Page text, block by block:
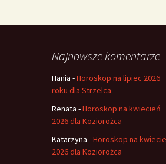
Najnowsze komentarze
Hania -Horoskop na lipiec 2026
roku dla Strzelca
Renata -Horoskop na kwiecień
2026 dla Koziorożca
Katarzyna -Horoskop na
2026 dla Koziorożca